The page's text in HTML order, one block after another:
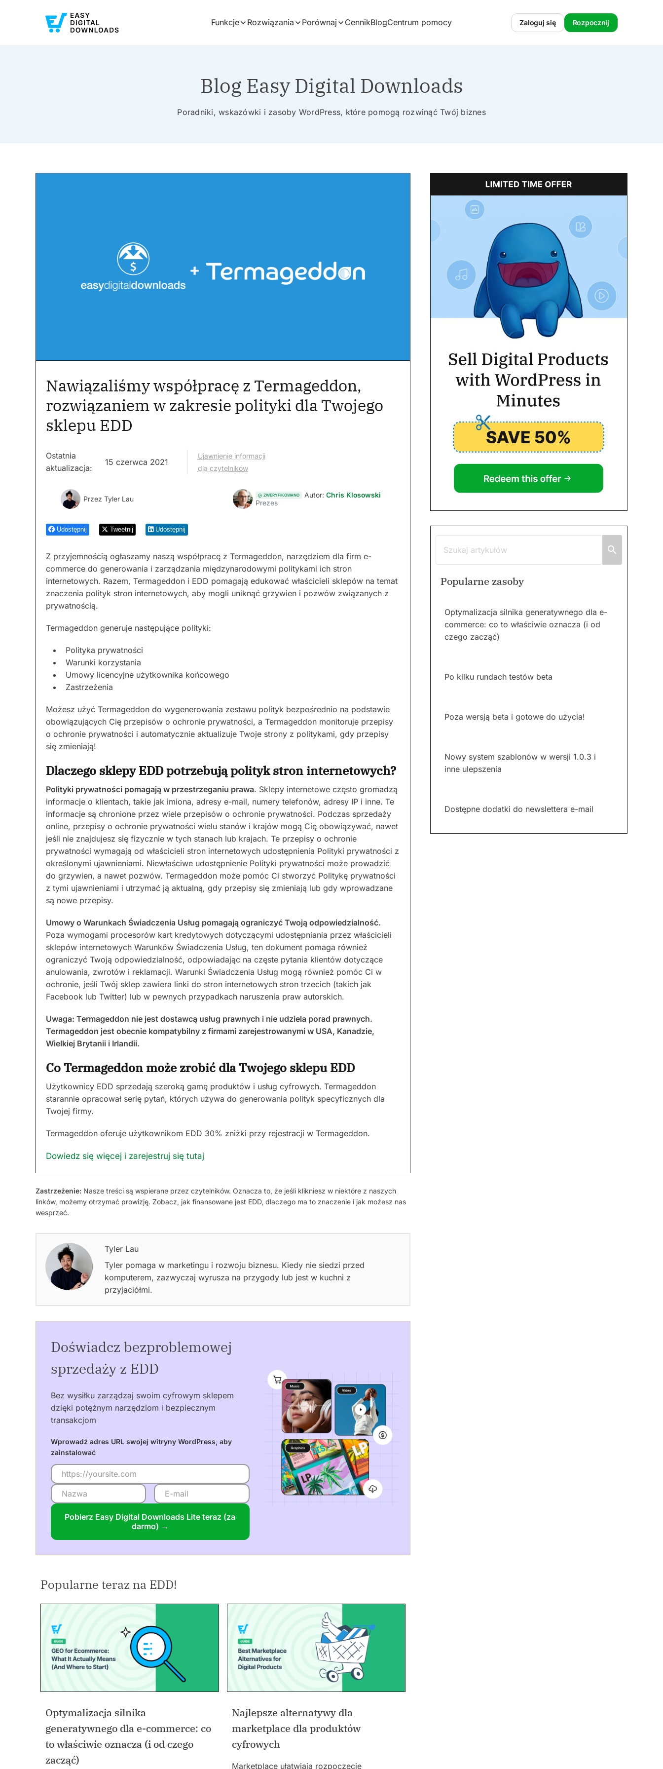
Funkcje Rozwiązania Porównaj CennikBlogCentrum pomocy Zaloguj się Rozpocznij
Blog Easy Digital Downloads
Poradniki, wskazówki i zasoby WordPress, które pomogą rozwinąć Twój biznes
Nawiązaliśmy współpracę z Termageddon,
rozwiązaniem w zakresie polityki dla Twojego
sklepu EDD
Ostatnia
aktualizacja:
15 czerwca 2021
Ujawnienie informacji
dla czytelników
Przez Tyler Lau ZWERYFIKOWANO Autor: Chris Klosowski
Prezes
Udostępnij Tweetnij Udostępnij
Z przyjemnością ogłaszamy naszą współpracę z Termageddon, narzędziem dla firm e-
commerce do generowania i zarządzania międzynarodowymi politykami ich stron
internetowych. Razem, Termageddon i EDD pomagają edukować właścicieli sklepów na temat
znaczenia polityk stron internetowych, aby mogli uniknąć grzywien i pozwów związanych z
prywatnością.
Termageddon generuje następujące polityki:
Polityka prywatności
Warunki korzystania
Umowy licencyjne użytkownika końcowego
Zastrzeżenia
Możesz użyć Termageddon do wygenerowania zestawu polityk bezpośrednio na podstawie
obowiązujących Cię przepisów o ochronie prywatności, a Termageddon monitoruje przepisy
o ochronie prywatności i automatycznie aktualizuje Twoje strony z politykami, gdy przepisy
się zmieniają!
Dlaczego sklepy EDD potrzebują polityk stron internetowych?
Polityki prywatności pomagają w przestrzeganiu prawa. Sklepy internetowe często gromadzą
informacje o klientach, takie jak imiona, adresy e-mail, numery telefonów, adresy IP i inne. Te
informacje są chronione przez wiele przepisów o ochronie prywatności. Podczas sprzedaży
online, przepisy o ochronie prywatności wielu stanów i krajów mogą Cię obowiązywać, nawet
jeśli nie znajdujesz się fizycznie w tych stanach lub krajach. Te przepisy o ochronie
prywatności wymagają od właścicieli stron internetowych udostępnienia Polityki prywatności z
określonymi ujawnieniami. Niewłaściwe udostępnienie Polityki prywatności może prowadzić
do grzywien, a nawet pozwów. Termageddon może pomóc Ci stworzyć Politykę prywatności
z tymi ujawnieniami i utrzymać ją aktualną, gdy przepisy się zmieniają lub gdy wprowadzane
są nowe przepisy.
Umowy o Warunkach Świadczenia Usług pomagają ograniczyć Twoją odpowiedzialność.
Poza wymogami procesorów kart kredytowych dotyczącymi udostępniania przez właścicieli
sklepów internetowych Warunków Świadczenia Usług, ten dokument pomaga również
ograniczyć Twoją odpowiedzialność, odpowiadając na częste pytania klientów dotyczące
anulowania, zwrotów i reklamacji. Warunki Świadczenia Usług mogą również pomóc Ci w
ochronie, jeśli Twój sklep zawiera linki do stron internetowych stron trzecich (takich jak
Facebook lub Twitter) lub w pewnych przypadkach naruszenia praw autorskich.
Uwaga: Termageddon nie jest dostawcą usług prawnych i nie udziela porad prawnych.
Termageddon jest obecnie kompatybilny z firmami zarejestrowanymi w USA, Kanadzie,
Wielkiej Brytanii i Irlandii.
Co Termageddon może zrobić dla Twojego sklepu EDD
Użytkownicy EDD sprzedają szeroką gamę produktów i usług cyfrowych. Termageddon
starannie opracował serię pytań, których używa do generowania polityk specyficznych dla
Twojej firmy.
Termageddon oferuje użytkownikom EDD 30% zniżki przy rejestracji w Termageddon.
Dowiedz się więcej i zarejestruj się tutaj
Popularne zasoby
Optymalizacja silnika generatywnego dla e-
commerce: co to właściwie oznacza (i od
czego zacząć)
Po kilku rundach testów beta
Poza wersją beta i gotowe do użycia!
Nowy system szablonów w wersji 1.0.3 i
inne ulepszenia
Dostępne dodatki do newslettera e-mail
Zastrzeżenie: Nasze treści są wspierane przez czytelników. Oznacza to, że jeśli klikniesz w niektóre z naszych
linków, możemy otrzymać prowizję. Zobacz, jak finansowane jest EDD, dlaczego ma to znaczenie i jak możesz nas
wesprzeć.
Tyler Lau
Tyler pomaga w marketingu i rozwoju biznesu. Kiedy nie siedzi przed
komputerem, zazwyczaj wyrusza na przygody lub jest w kuchni z
przyjaciółmi.
Doświadcz bezproblemowej
sprzedaży z EDD
Bez wysiłku zarządzaj swoim cyfrowym sklepem
dzięki potężnym narzędziom i bezpiecznym
transakcjom
Wprowadź adres URL swojej witryny WordPress, aby
zainstalować
Pobierz Easy Digital Downloads Lite teraz (za
darmo) →
Popularne teraz na EDD!
Optymalizacja silnika
generatywnego dla e-commerce: co
to właściwie oznacza (i od czego
zacząć)
Najlepsze alternatywy dla
marketplace dla produktów
cyfrowych
Marketplace ułatwiają rozpoczęcie